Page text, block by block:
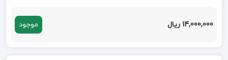
14,000,000 ریال موجود